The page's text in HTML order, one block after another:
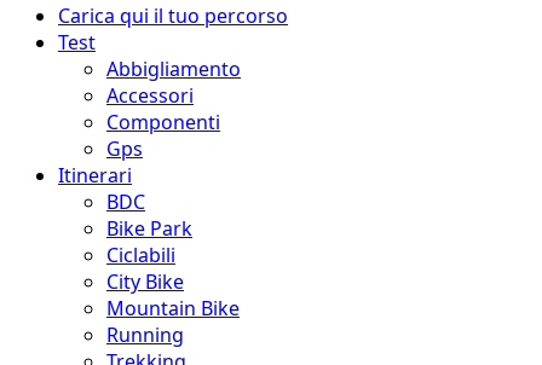
Menu
principale
Carica qui il tuo percorso
Test
Abbigliamento
Accessori
Componenti
Gps
Itinerari
BDC
Bike Park
Ciclabili
City Bike
Mountain Bike
Running